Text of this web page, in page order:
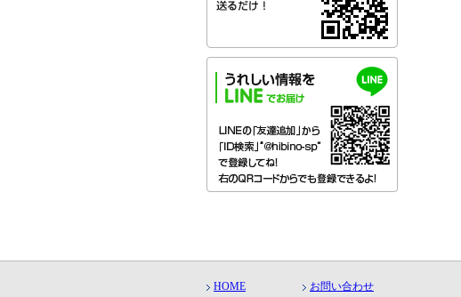
HOME お問い合わせ